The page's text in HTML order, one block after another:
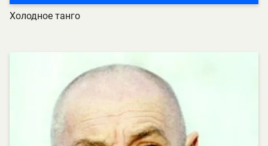
Холодное танго